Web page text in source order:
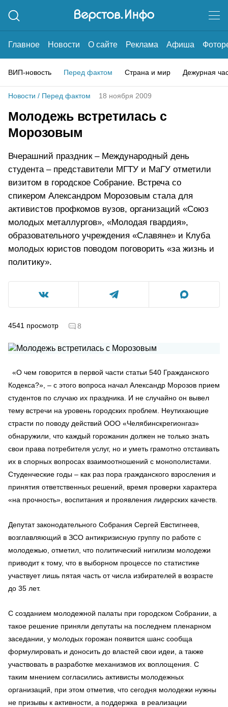
Главное Новости О сайте Реклама Афиша
ВИП-новость Перед фактом Страна и мир Дежурная
Новости / Перед фактом 18 ноября 2009
Молодежь встретилась с
Морозовым
Вчерашний праздник – Международный день
студента – представители МГТУ и МаГУ отметили
визитом в городское Собрание. Встреча со
спикером Александром Морозовым стала для
активистов профкомов вузов, организаций «Союз
молодых металлургов», «Молодая гвардия»,
образовательного учреждения «Славяне» и Клуба
молодых юристов поводом поговорить «за жизнь и
политику».
4541 просмотр 8
«О чем говорится в первой части статьи 540 Гражданского
Кодекса?», – с этого вопроса начал Александр Морозов прием
студентов по случаю их праздника. И не случайно он вывел
тему встречи на уровень городских проблем. Неутихающие
страсти по поводу действий ООО «Челябинскрегионгаз»
обнаружили, что каждый горожанин должен не только знать
свои права потребителя услуг, но и уметь грамотно отстаивать
их в спорных вопросах взаимоотношений с монополистами.
Студенческие годы – как раз пора гражданского взросления и
принятия ответственных решений, время проверки характера
«на прочность», воспитания и проявления лидерских качеств.
Депутат законодательного Собрания Сергей Евстигнеев,
возглавляющий в ЗСО антикризисную группу по работе с
молодежью, отметил, что политический нигилизм молодежи
приводит к тому, что в выборном процессе по статистике
участвует лишь пятая часть от числа избирателей в возрасте
до 35 лет.
С созданием молодежной палаты при городском Собрании, а
такое решение приняли депутаты на последнем пленарном
заседании, у молодых горожан появится шанс сообща
формулировать и доносить до властей свои идеи, а также
участвовать в разработке механизмов их воплощения. С
таким мнением согласились активисты молодежных
организаций, при этом отметив, что сегодня молодежи нужны
не призывы к активности, а поддержка в реализации